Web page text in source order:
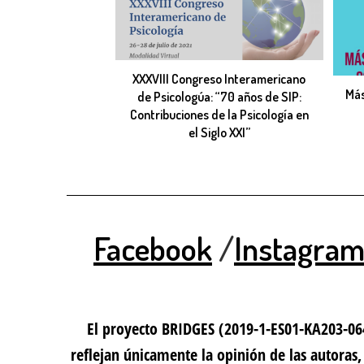
XXXVIII Congreso Interamericano
de Psicologúa: “70 años de SIP:
Contribuciones de la Psicología en
el Siglo XXI”
Facebook/Instagram
El proyecto BRIDGES (2019-1-ES01-
reflejan únicamente la opinión de las